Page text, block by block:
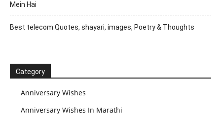
Mein Hai
Best telecom Quotes, shayari, images, Poetry & Thoughts
Category
Anniversary Wishes
Anniversary Wishes In Marathi